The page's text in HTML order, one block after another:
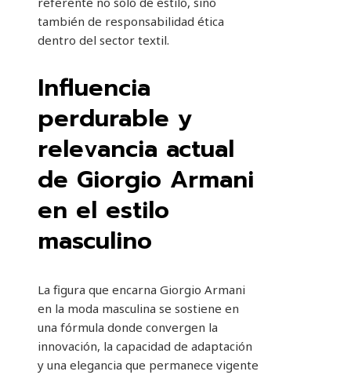
también de responsabilidad ética
dentro del sector textil.
Influencia
perdurable y
relevancia actual
de Giorgio Armani
en el estilo
masculino
La figura que encarna Giorgio Armani
en la moda masculina se sostiene en
una fórmula donde convergen la
innovación, la capacidad de adaptación
y una elegancia que permanece vigente